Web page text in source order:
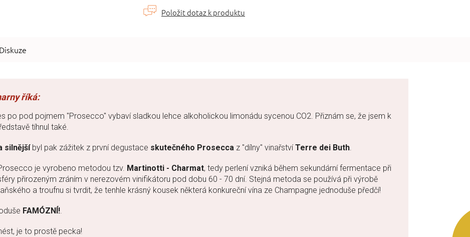
Diskuze
po pod pojmem "Prosecco" vybaví sladkou lehce alkoholickou limonádu sycenou CO2. Přiznám se, že jsem k
tíhnul také.
silnějšíbyl pak zážitek z první degustace skutečného Prosecca z "dílny" vinařstvíTerre dei Buth.
je vyrobeno metodou tzv. Martinotti - Charmat, tedy perlení vzniká během sekundární fermentace při
přirozeným zráním v nerezovém vinifikátoru pod dobu 60 - 70 dní. Stejná metoda se používá při výrobě
a troufnu si tvrdit, že tenhle krásný kousek některá konkureční vína ze Champagne jednoduše předčí!
FAMÓZNÍ!.
je to prostě pecka!